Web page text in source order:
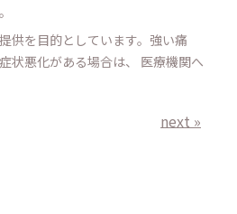
供を目的としています。強い痛
状悪化がある場合は、 医療機関へ
next »